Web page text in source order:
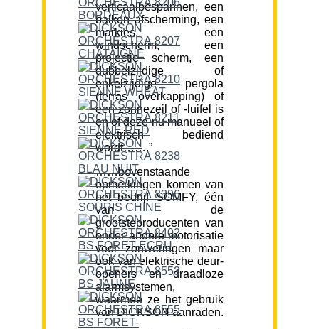
verticaalbespannen, een
balkon afscherming, een
markies, een
windscherm, een
projectie scherm, een
dubbelzijdige of
enkelzijdige pergola
(terras overkapping) of
een zonnezeil of -luifel is
en of deze nu manueel of
elektrisch bediend
wordt…….”
……bovenstaande
opmerkingen komen van
het bedrijf SOMFY, één
van de
grootsteproducenten van
onder andere motorisatie
voor zonweringen maar
ook van elektrische deur-
openers en draadloze
alarmsystemen,
waarmee ze het gebruik
van DICKSON aanraden.